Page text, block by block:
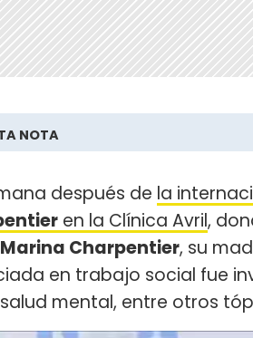
NOTA
después de la
en la Clínica Avril,
Marina Charpentier, su
en trabajo social fue
mental, entre otros